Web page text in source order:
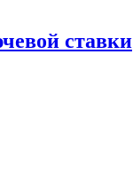
ставки